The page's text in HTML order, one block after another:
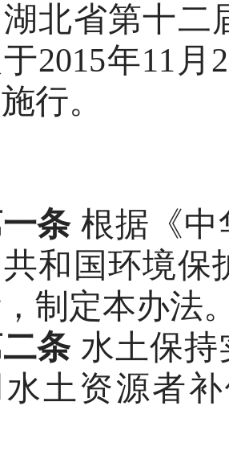
北省第十二
2015年11月
行。
条 根据《中
共和国环境
制定本办法
条 水土保持
土资源者